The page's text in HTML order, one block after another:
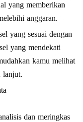
yang memberikan
anggaran.
yang sesuai dengan
yang mendekati
kamu melihat
lanjut.
dan meringkas